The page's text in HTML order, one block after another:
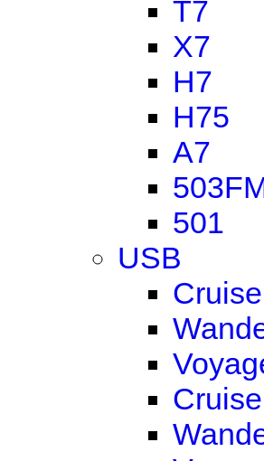
T7
X7
H7
H75
A7
501
USB
Cruise